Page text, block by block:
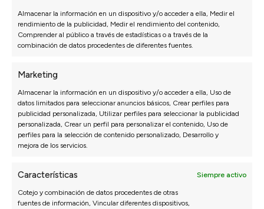
Almacenar la información en un dispositivo y/o acceder a ella, Medir el
rendimiento de la publicidad, Medir el rendimiento del contenido,
Comprender al público a través de estadísticas o a través de la
combinación de datos procedentes de diferentes fuentes.
Marketing
Almacenar la información en un dispositivo y/o acceder a ella, Uso de
datos limitados para seleccionar anuncios básicos, Crear perfiles para
publicidad personalizada, Utilizar perfiles para seleccionar la publicidad
personalizada, Crear un perfil para personalizar el contenido, Uso de
perfiles para la selección de contenido personalizado, Desarrollo y
mejora de los servicios.
Características Siempre activo
Cotejo y combinación de datos procedentes de otras
fuentes de información, Vincular diferentes dispositivos,
Ir al configurador
Opiniones de nuestros clientes
Sofás Valencia
Basado en 3128
Ver más opiniones